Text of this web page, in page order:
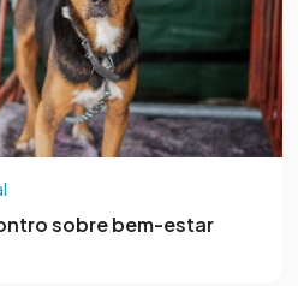
sobre bem-estar